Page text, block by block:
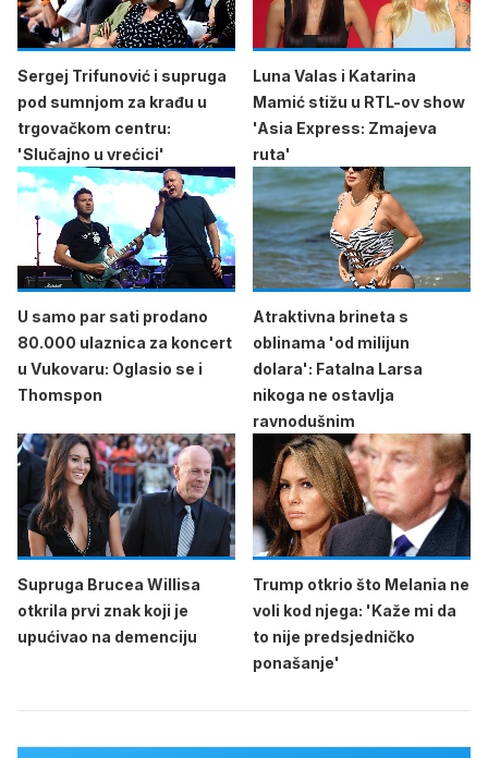
Sergej Trifunović i supruga
pod sumnjom za krađu u
trgovačkom centru:
'Slučajno u vrećici'
Luna Valas i Katarina
Mamić stižu u RTL-ov show
'Asia Express: Zmajeva
ruta'
U samo par sati prodano
80.000 ulaznica za koncert
u Vukovaru: Oglasio se i
Thomspon
Atraktivna brineta s
oblinama 'od milijun
dolara': Fatalna Larsa
nikoga ne ostavlja
ravnodušnim
Supruga Brucea Willisa
otkrila prvi znak koji je
upućivao na demenciju
Trump otkrio što Melania ne
voli kod njega: 'Kaže mi da
to nije predsjedničko
ponašanje'